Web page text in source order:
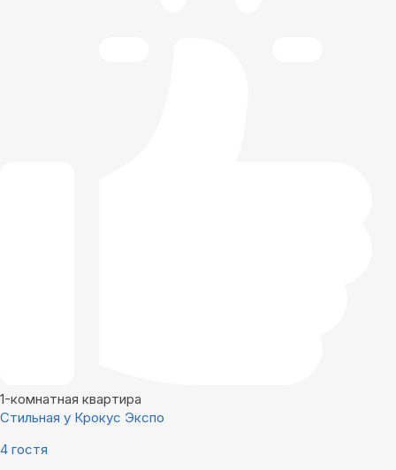
1-комнатная квартира
Стильная у Крокус Экспо
4 гостя